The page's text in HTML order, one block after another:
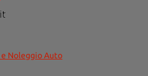
Noleggio Auto